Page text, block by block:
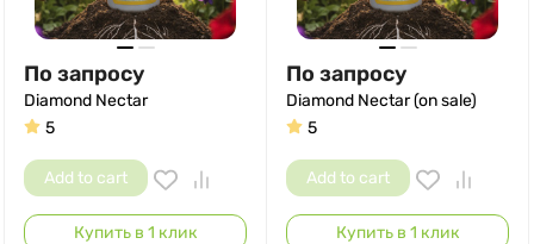
По запросу
Diamond Nectar
5
Add to cart
Купить в 1 клик
По запросу
Diamond Nectar (on sale)
5
Add to cart
Купить в 1 клик